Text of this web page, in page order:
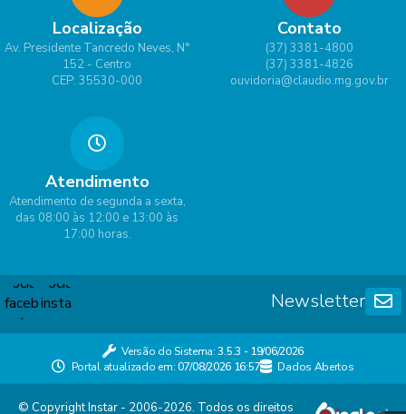
Localização
Av. Presidente Tancredo Neves, N°
152 - Centro
CEP: 35530-000
Contato
(37) 3381-4800
(37) 3381-4826
ouvidoria@claudio.mg.gov.br
Atendimento
Atendimento de segunda a sexta,
das 08:00 às 12:00 e 13:00 às
17:00 horas.
Newsletter
Versão do Sistema:3.5.3 - 19/06/2026
Portal atualizado em:07/08/2026 16:57 Dados Abertos
© Copyright Instar - 2006-2026. Todos os direitos